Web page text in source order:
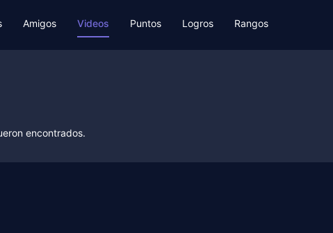
Amigos Videos Puntos Logros Rangos
encontrados.